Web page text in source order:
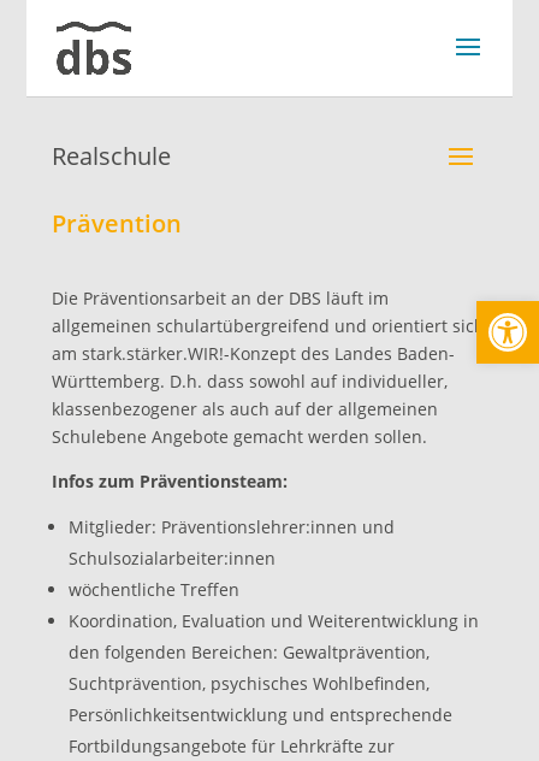
Realschule
Prävention
Die Präventionsarbeit an der DBS läuft im
allgemeinen schulartübergreifend und orientiert sich
am stark.stärker.WIR!-Konzept des Landes Baden-
Württemberg. D.h. dass sowohl auf individueller,
klassenbezogener als auch auf der allgemeinen
Schulebene Angebote gemacht werden sollen.
Infos zum Präventionsteam:
Mitglieder: Präventionslehrer:innen und
Schulsozialarbeiter:innen
wöchentliche Treffen
Koordination, Evaluation und Weiterentwicklung in
den folgenden Bereichen: Gewaltprävention,
Suchtprävention, psychisches Wohlbefinden,
Persönlichkeitsentwicklung und entsprechende
Fortbildungsangebote für Lehrkräfte zur